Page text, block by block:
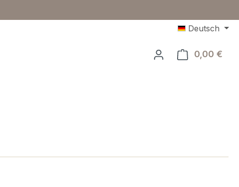
Deutsch
0,00 €